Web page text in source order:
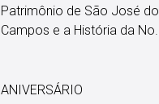
Patrimônio de São José
Campos e a História da
ANIVERSÁRIO